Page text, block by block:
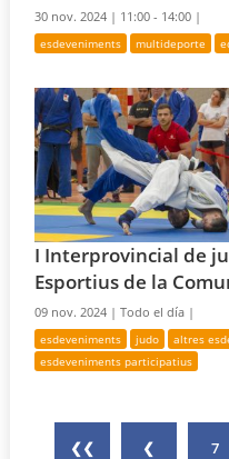
30 nov. 2024 | 11:00 - 14:00 |
esdeveniments multideporte
I Interprovincial de
Esportius de la
09 nov. 2024 |Todo el día |
esdeveniments judo altres
esdeveniments participatius
❮❮ ❮ 7